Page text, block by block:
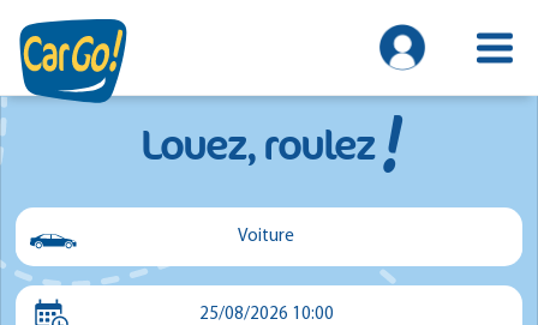
Louez, roulez!
Voiture
Voiture
25/08/2026 10:00